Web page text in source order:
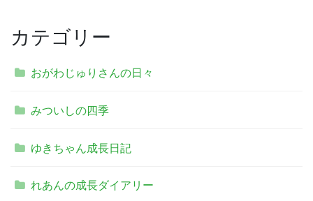
カテゴリー
おがわじゅりさんの日々
みついしの四季
ゆきちゃん成長日記
れあんの成長ダイアリー